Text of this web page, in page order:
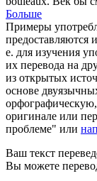
Больше
Примеры
предоставляются
е. для изучения
их перевода на
из открытых
основе
оригинале или
проблеме" или
Ваш текст
Вы можете